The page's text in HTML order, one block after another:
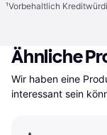
¹Vorbehaltlich
Ähnliche
Wir haben eine
interessant sein